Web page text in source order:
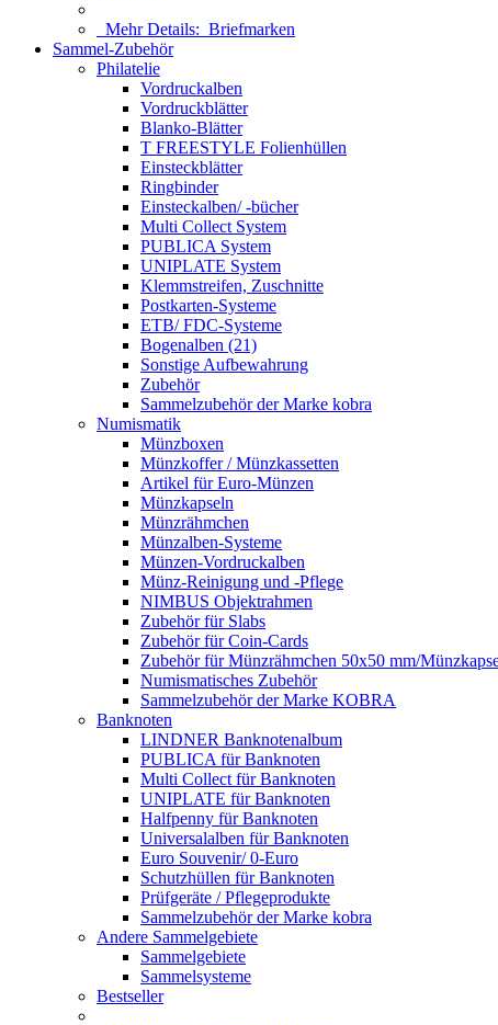
Mehr Details: Briefmarken
Sammel-Zubehör
Philatelie
Vordruckalben
Vordruckblätter
Blanko-Blätter
T FREESTYLE Folienhüllen
Einsteckblätter
Ringbinder
Einsteckalben/ -bücher
Multi Collect System
PUBLICA System
UNIPLATE System
Klemmstreifen, Zuschnitte
Postkarten-Systeme
ETB/ FDC-Systeme
Bogenalben (21)
Sonstige Aufbewahrung
Zubehör
Sammelzubehör der Marke kobra
Numismatik
Münzboxen
Münzkoffer / Münzkassetten
Artikel für Euro-Münzen
Münzkapseln
Münzrähmchen
Münzalben-Systeme
Münzen-Vordruckalben
Münz-Reinigung und -Pflege
NIMBUS Objektrahmen
Zubehör für Slabs
Zubehör für Coin-Cards
Zubehör für Münzrähmchen 50x50 mm/
Numismatisches Zubehör
Sammelzubehör der Marke KOBRA
Banknoten
LINDNER Banknotenalbum
PUBLICA für Banknoten
Multi Collect für Banknoten
UNIPLATE für Banknoten
Halfpenny für Banknoten
Universalalben für Banknoten
Euro Souvenir/ 0-Euro
Schutzhüllen für Banknoten
Prüfgeräte / Pflegeprodukte
Sammelzubehör der Marke kobra
Andere Sammelgebiete
Sammelgebiete
Sammelsysteme
Bestseller